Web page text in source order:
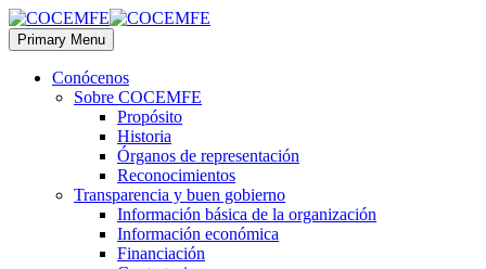
Primary Menu
Conócenos
Sobre COCEMFE
Propósito
Historia
Órganos de representación
Reconocimientos
Transparencia y buen gobierno
Información básica de la organización
Información económica
Financiación